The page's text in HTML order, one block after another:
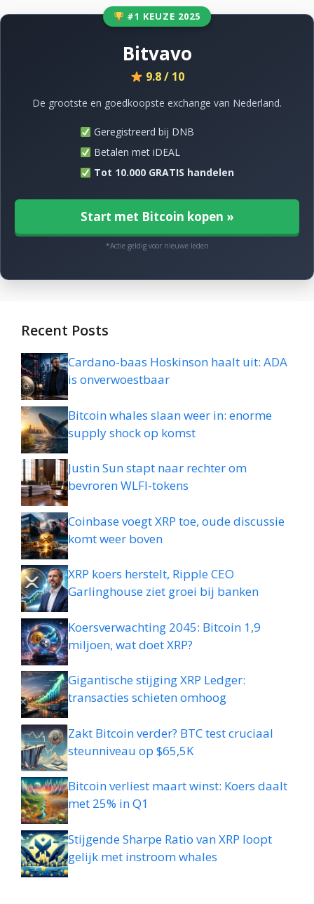
#1 KEUZE 2025
Bitvavo
9.8 / 10
De grootste en goedkoopste exchange van Nederland.
Geregistreerd bij DNB
Betalen met iDEAL
Tot 10.000 GRATIS handelen
Start met Bitcoin kopen »
*Actie geldig voor nieuwe leden
Recent Posts
Cardano-baas Hoskinson haalt uit: ADA
is onverwoestbaar
Bitcoin whales slaan weer in: enorme
supply shock op komst
Justin Sun stapt naar rechter om
bevroren WLFI-tokens
Coinbase voegt XRP toe, oude discussie
komt weer boven
XRP koers herstelt, Ripple CEO
Garlinghouse ziet groei bij banken
Koersverwachting 2045: Bitcoin 1,9
miljoen, wat doet XRP?
Gigantische stijging XRP Ledger:
transacties schieten omhoog
Zakt Bitcoin verder? BTC test cruciaal
steunniveau op $65,5K
Bitcoin verliest maart winst: Koers daalt
met 25% in Q1
Stijgende Sharpe Ratio van XRP loopt
gelijk met instroom whales